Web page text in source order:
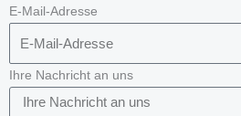
E-Mail-Adresse
Ihre Nachricht an uns